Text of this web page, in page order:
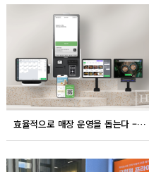
효율적으로 매장 운영을 돕는다 – 코보시스 정재형 대표